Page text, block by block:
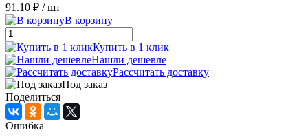
91.10 ₽ / шт
В корзину
Купить в 1 клик
Нашли дешевле
Рассчитать доставку
Под заказ
Поделиться
Ошибка